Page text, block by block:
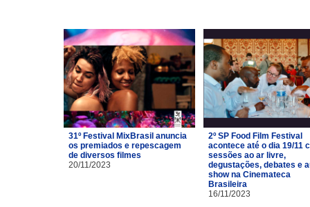
31º Festival MixBrasil anuncia
os premiados e repescagem
de diversos filmes
20/11/2023
2º SP Food Film Festival
acontece até o dia 19/11
sessões ao ar livre,
degustações, debates e
show na Cinemateca
Brasileira
16/11/2023